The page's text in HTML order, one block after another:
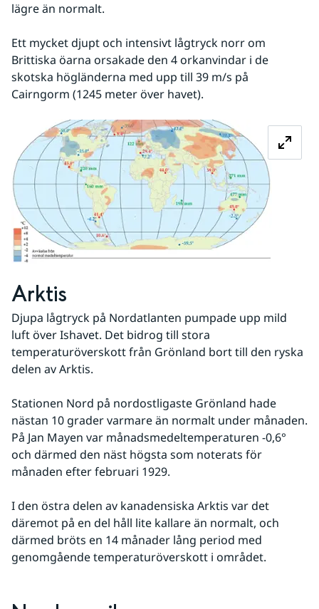
lägre än normalt.
Ett mycket djupt och intensivt lågtryck norr om
Brittiska öarna orsakade den 4 orkanvindar i de
skotska högländerna med upp till 39 m/s på
Cairngorm (1245 meter över havet).
Arktis
Djupa lågtryck på Nordatlanten pumpade upp mild
luft över Ishavet. Det bidrog till stora
temperaturöverskott från Grönland bort till den ryska
delen av Arktis.
Stationen Nord på nordostligaste Grönland hade
nästan 10 grader varmare än normalt under månaden.
På Jan Mayen var månadsmedeltemperaturen -0,6°
och därmed den näst högsta som noterats för
månaden efter februari 1929.
I den östra delen av kanadensiska Arktis var det
däremot på en del håll lite kallare än normalt, och
därmed bröts en 14 månader lång period med
genomgående temperaturöverskott i området.